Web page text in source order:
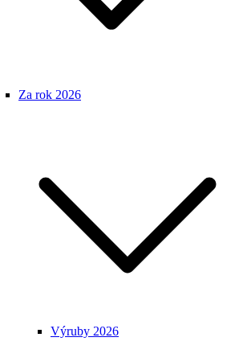
Za rok 2026
Výruby 2026